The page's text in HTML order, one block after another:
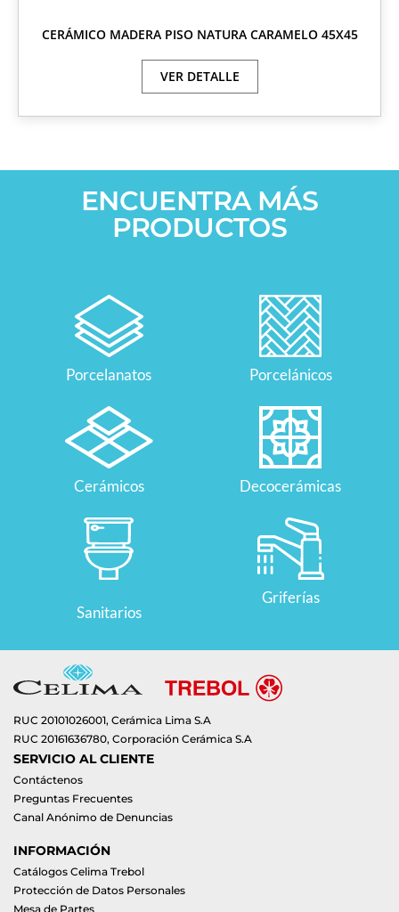
CERÁMICO MADERA PISO NATURA CARAMELO 45X45
VER DETALLE
ENCUENTRA MÁS
PRODUCTOS
Porcelanatos Porcelánicos
Cerámicos Decocerámicas
Sanitarios
Griferías
RUC 20101026001, Cerámica Lima S.A
RUC 20161636780, Corporación Cerámica S.A
SERVICIO AL CLIENTE
Contáctenos
Preguntas Frecuentes
Canal Anónimo de Denuncias
INFORMACIÓN
Catálogos Celima Trebol
Protección de Datos Personales
Mesa de Partes